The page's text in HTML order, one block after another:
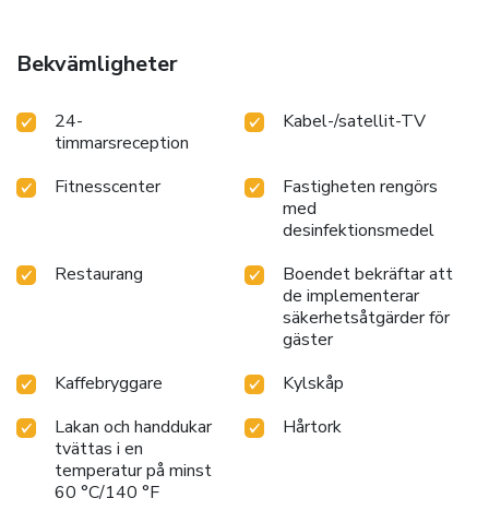
Bekvämligheter
24-
timmarsreception
Kabel-/satellit-TV
Fitnesscenter
Fastigheten rengörs
med
desinfektionsmedel
Restaurang
Boendet bekräftar att
de implementerar
säkerhetsåtgärder för
gäster
Kaffebryggare
Kylskåp
Lakan och handdukar
tvättas i en
temperatur på minst
60 °C/140 °F
Hårtork